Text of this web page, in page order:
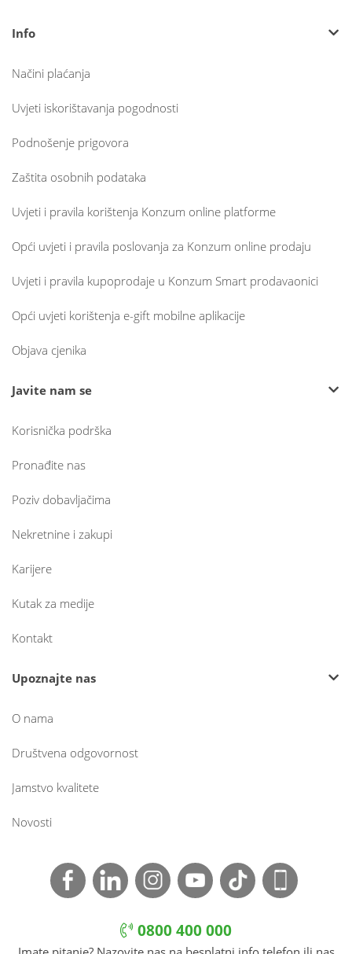
Info
Načini plaćanja
Uvjeti iskorištavanja pogodnosti
Podnošenje prigovora
Zaštita osobnih podataka
Uvjeti i pravila korištenja Konzum online platforme
Opći uvjeti i pravila poslovanja za Konzum online prodaju
Uvjeti i pravila kupoprodaje u Konzum Smart prodavaonici
Opći uvjeti korištenja e-gift mobilne aplikacije
Objava cjenika
Javite nam se
Korisnička podrška
Pronađite nas
Poziv dobavljačima
Nekretnine i zakupi
Karijere
Kutak za medije
Kontakt
Upoznajte nas
O nama
Društvena odgovornost
Jamstvo kvalitete
Novosti
0800 400 000